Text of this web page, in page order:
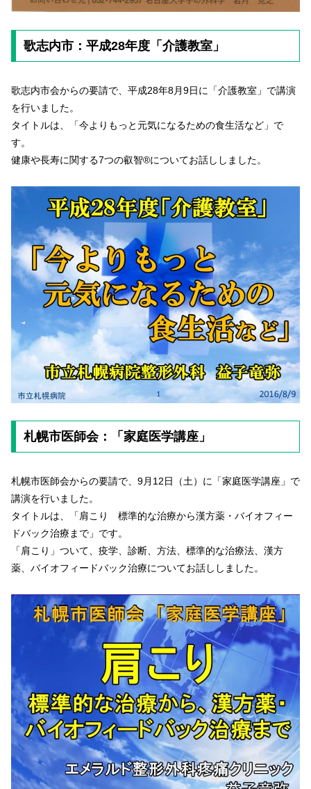
歌志内市：平成28年度「介護教室」
歌志内市会からの要請で、平成28年8月9日に「介護教室」で講演
を行いました。
タイトルは、「今よりもっと元気になるための食生活など」で
す。
健康や長寿に関する7つの叡智®についてお話ししました。
札幌市医師会：「家庭医学講座」
札幌市医師会からの要請で、9月12日（土）に「家庭医学講座」で
講演を行いました。
タイトルは、「肩こり 標準的な治療から漢方薬・バイオフィー
ドバック治療まで」です。
「肩こり」ついて、疫学、診断、方法、標準的な治療法、漢方
薬、バイオフィードバック治療についてお話ししました。